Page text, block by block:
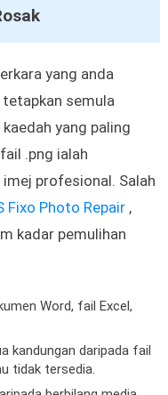
yang anda
semula
yang paling
.png ialah
profesional. Salah
Fixo Photo Repair,
kadar pemulihan
Word, fail Excel,
kandungan daripada fail
tidak tersedia.